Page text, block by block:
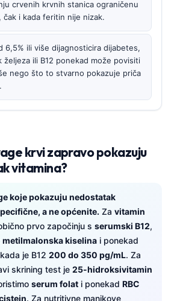
crvenih krvnih stanica ograničenu
čak i kada feritin nije nizak.
6,5% ili više dijagnosticira dijabetes,
željeza ili B12 ponekad može povisiti
nego što to stvarno pokazuje priča
krvi zapravo pokazuju
vitamina?
koje pokazuju nedostatak
a ne općenite. Za vitamin
prvo započinju s serumski B12,
metilmalonska kiselina i ponekad
kada je B12 200 do 350 pg/mL. Za
skrining test je 25-hidroksivitamin
serum folat i ponekad RBC
. Za nutritivne manjkove